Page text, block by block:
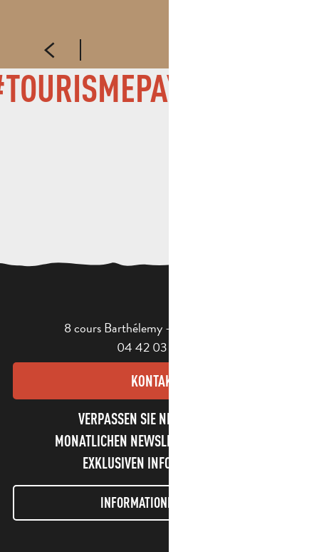
8 cours Barthélemy - 13400 Aubagne
04 42 03 49 98
KONTAKT
VERPASSEN SIE NICHT UNSEREN
MONATLICHEN NEWSLETTER UND UNSERE
EXKLUSIVEN INFORMATIONEN!
INFORMATIONEN LETTER